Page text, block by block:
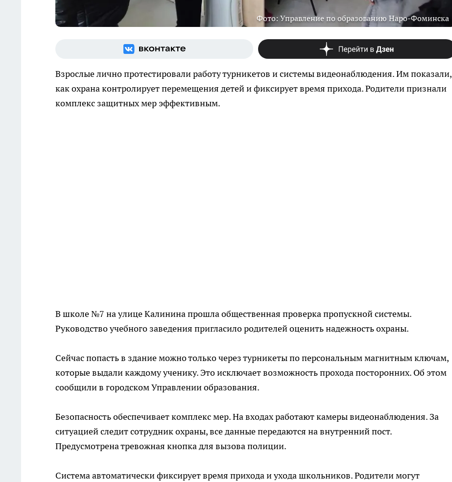
Фото: Управление по образованию Наро-Фоминска
Взрослые лично протестировали работу турникетов и системы видеонаблюдения. Им показали,
как охрана контролирует перемещения детей и фиксирует время прихода. Родители признали
комплекс защитных мер эффективным.
В школе №7 на улице Калинина прошла общественная проверка пропускной системы.
Руководство учебного заведения пригласило родителей оценить надежность охраны.
Сейчас попасть в здание можно только через турникеты по персональным магнитным ключам,
которые выдали каждому ученику. Это исключает возможность прохода посторонних. Об этом
сообщили в городском Управлении образования.
Безопасность обеспечивает комплекс мер. На входах работают камеры видеонаблюдения. За
ситуацией следит сотрудник охраны, все данные передаются на внутренний пост.
Предусмотрена тревожная кнопка для вызова полиции.
Система автоматически фиксирует время прихода и ухода школьников. Родители могут